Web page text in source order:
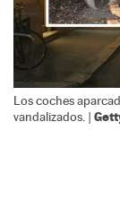
Los coches
vandalizados. |